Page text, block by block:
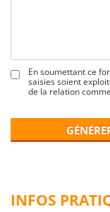
En soumettant ce
saisies soient
de la relation
INFOS